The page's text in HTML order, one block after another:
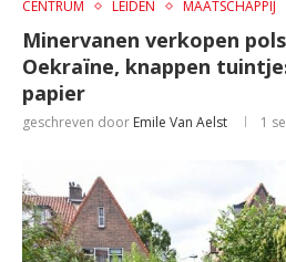
CENTRUM LEIDEN MAATSCHAPPIJ
Minervanen verkopen
Oekraïne, knappen
papier
geschreven door Emile Van Aelst 1